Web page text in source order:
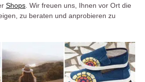
Shops . Wir freuen uns, Ihnen vor Ort die
zu beraten und anprobieren zu